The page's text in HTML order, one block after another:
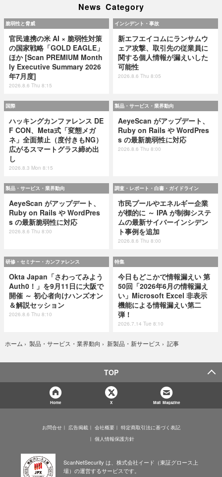
News Category
脆弱性と脅威
官民連携の米 AI × 脆弱性対策
の国家戦略「GOLD EAGLE」
ほか [Scan PREMIUM Month
ly Executive Summary 2026
年7月度]
2026.8.6 Thu 8:15
インシデント・事故
新エフエイコムにランサムウ
ェア攻撃、取引先の従業員に
関する個人情報が漏えいした
可能性
2026.8.6 Thu 8:05
国際
ハッキングカンファレンス DE
F CON、Meta式「変態メガ
ネ」全面禁止（度付きもNG）
広がるスマートグラス締め出
し
2026.8.3 Mon 8:15
製品・サービス・業界動向
AeyeScan がアップデート、
Ruby on Rails や WordPres
s の最新脆弱性に対応
2026.8.6 Thu 8:00
製品・サービス・業界動向
AeyeScan がアップデート、
Ruby on Rails や WordPres
s の最新脆弱性に対応
2026.8.6 Thu 8:00
調査・レポート・白書・ガイドライン
市民プールやエネルギー企業
が標的に ～ IPA が制御システ
ムの最新サイバーインシデン
ト事例を追加
2026.8.6 Thu 8:00
研修・セミナー・カンファレンス
Okta Japan「さわってみよう
Auth0！」を9月11日に大阪で
開催 ～ 初心者向けハンズオン
＆解説セッション
2026.8.6 Thu 8:10
特集
今日もどこかで情報漏えい 第
50回「2026年6月の情報漏え
い」Microsoft Excel 非表示
機能による情報漏えい第二
弾！
2026.7.14 Tue 8:10
ホーム › 製品・サービス・業界動向 › 新製品・新サービス › 記事
TOP
Home X Mail Magazine
お問合せ 広告掲載 会社概要
特定商取引法に基づく表記
個人情報保護方針
ScanNetSecurity は、株式会社イード（東証グロース上
場）の運営するサービスです。